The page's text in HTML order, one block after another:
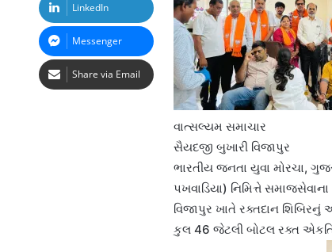
વાત્સલ્યમ સમાચાર
સૈયદજી બુખારી વિજાપુર
ભારતીય જનતા યુવા મોરચા,
પખવાડિયા) નિમિત્તે
વિજાપુર ખાતે રક્તદાન
કુલ 46 જેટલી બોટલ રક્ત
LinkedIn
Messenger
Share via Email